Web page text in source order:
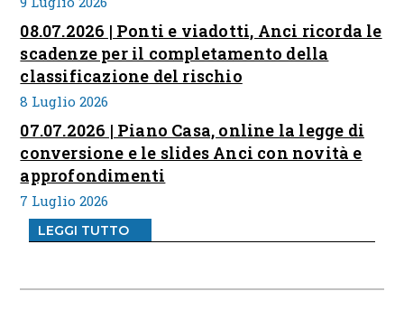
08.07.2026 | Ponti e viadotti, Anci ricorda le
scadenze per il completamento della
classificazione del rischio
8 Luglio 2026
07.07.2026 | Piano Casa, online la legge di
conversione e le slides Anci con novità e
approfondimenti
7 Luglio 2026
LEGGI TUTTO